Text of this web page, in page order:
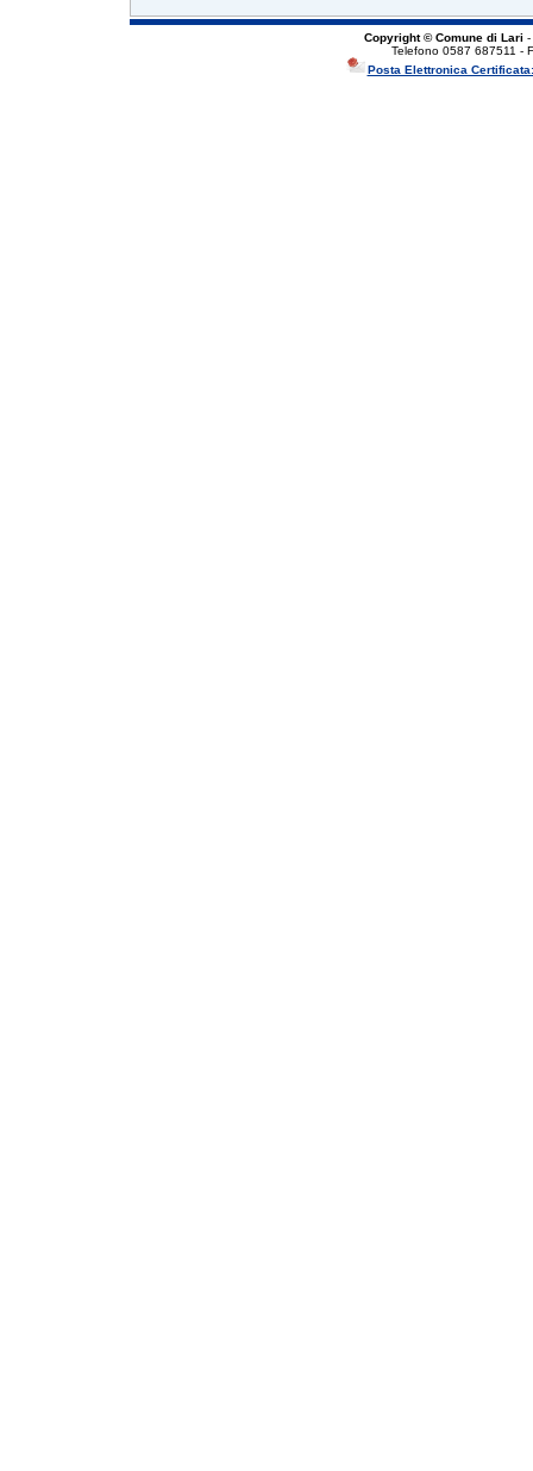
Copyright © Comune di Lari -
Telefono 0587 687511 -
Posta Elettronica Certificata: